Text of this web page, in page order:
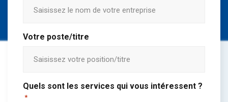
Votre poste/titre
Quels sont les services qui vous intéressent ?
*